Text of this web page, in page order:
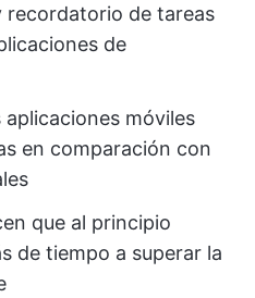
recordatorio de tareas
de
móviles
en comparación con
que al principio
de tiempo a superar la